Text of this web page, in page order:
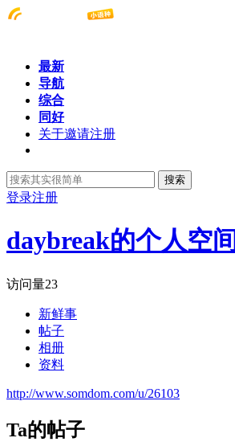
最新
导航
综合
同好
关于邀请注册
搜索
登录注册
daybreak的个人空间
访问量23
新鲜事
帖子
相册
资料
http://www.somdom.com/u/26103
Ta的帖子